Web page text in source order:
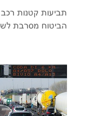
תביעות קטנות
הביטוח מסרבת